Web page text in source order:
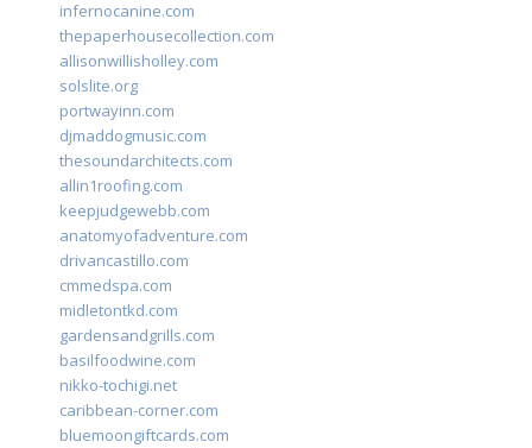
infernocanine.com
thepaperhousecollection.com
allisonwillisholley.com
solslite.org
portwayinn.com
djmaddogmusic.com
thesoundarchitects.com
allin1roofing.com
keepjudgewebb.com
anatomyofadventure.com
drivancastillo.com
cmmedspa.com
midletontkd.com
gardensandgrills.com
basilfoodwine.com
nikko-tochigi.net
caribbean-corner.com
bluemoongiftcards.com